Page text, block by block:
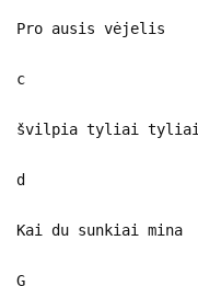
Pro ausis vėjelis
c
švilpia tyliai tyliai
d
Kai du sunkiai mina
G